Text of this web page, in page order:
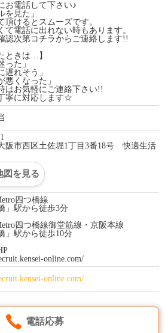
お電話して下さい♪
を見た」
頂けるとスムーズです。
て電話に出れない時もあります。
認次第コチラからご連絡します!!
ときは…】
った」
遅れそう」
悪くなった」
はお気軽にご連絡下さい!!
寧に対応します☆
阪市西区土佐堀1丁目3番18号 快適生活
図を見る
四つ橋線
」駅から徒歩3分
四つ橋線御堂筋線・京阪本線
」駅から徒歩10分
online.com/
online.com/
電話応募